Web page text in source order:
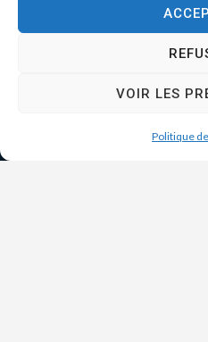
VOIR LES
Politique